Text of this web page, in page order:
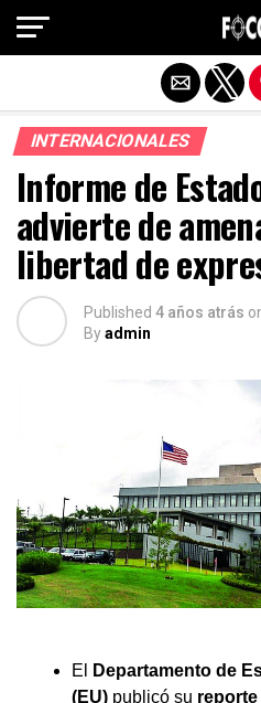
INTERNACIONALES
Informe de
advierte de
libertad de
Published 4 años atrás
Byadmin
El
Departamento de
(EU) publicó su
Salir de la